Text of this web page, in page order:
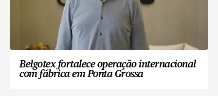
Belgotex fortalece operação internacional
com fábrica em Ponta Grossa